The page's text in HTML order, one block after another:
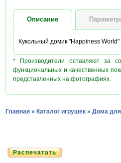
Описание
Кукольный домик "Happiness World"
* Производители оставляют за
функциональных и качественных
представленных на фотографиях.
Главная » Каталог игрушек » Дома для
Распечатать